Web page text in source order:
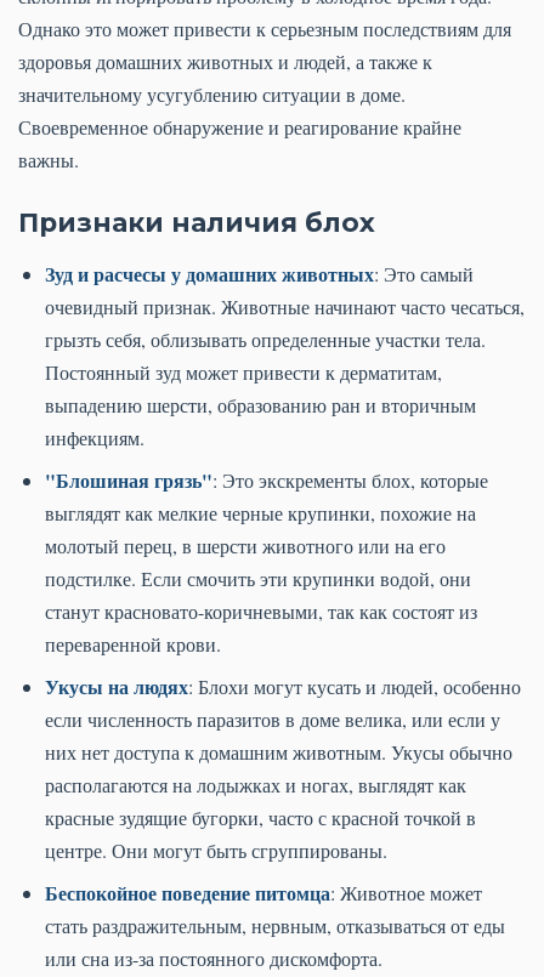
Однако это может привести к серьезным последствиям для
здоровья домашних животных и людей, а также к
значительному усугублению ситуации в доме.
Своевременное обнаружение и реагирование крайне
важны.
Признаки наличия блох
Зуд и расчесы у домашних животных: Это самый
очевидный признак. Животные начинают часто чесаться,
грызть себя, облизывать определенные участки тела.
Постоянный зуд может привести к дерматитам,
выпадению шерсти, образованию ран и вторичным
инфекциям.
"Блошиная грязь": Это экскременты блох, которые
выглядят как мелкие черные крупинки, похожие на
молотый перец, в шерсти животного или на его
подстилке. Если смочить эти крупинки водой, они
станут красновато-коричневыми, так как состоят из
переваренной крови.
Укусы на людях: Блохи могут кусать и людей, особенно
если численность паразитов в доме велика, или если у
них нет доступа к домашним животным. Укусы обычно
располагаются на лодыжках и ногах, выглядят как
красные зудящие бугорки, часто с красной точкой в
центре. Они могут быть сгруппированы.
Беспокойное поведение питомца: Животное может
стать раздражительным, нервным, отказываться от еды
или сна из-за постоянного дискомфорта.